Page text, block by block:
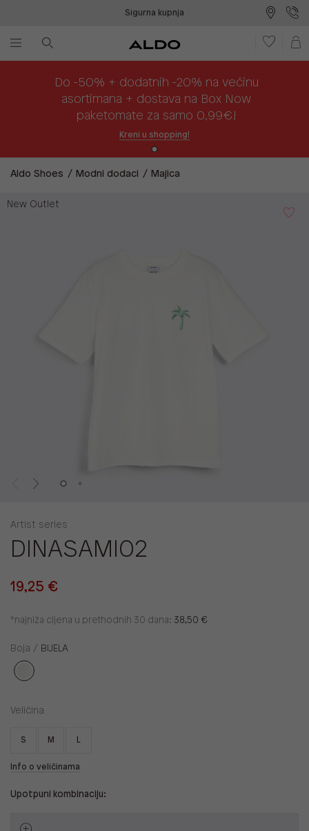
Sigurna kupnja
Do -50% + dodatnih -20% na većinu
asortimana + dostava na Box Now
paketomate za samo 0,99€!
Kreni u shopping!
Aldo Shoes Modni dodaci Majica
New Outlet
Artist series
DINASAMI02
19,25 €
*najniža cijena u prethodnih 30 dana: 38,50 €
Boja / BIJELA
Veličina
S M L
Info o veličinama
Upotpuni kombinaciju: